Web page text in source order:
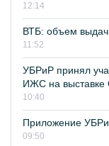
12:14
ВТБ: объем
11:52
УБРиР принял
ИЖС на выставке
10:40
Приложение
09:50